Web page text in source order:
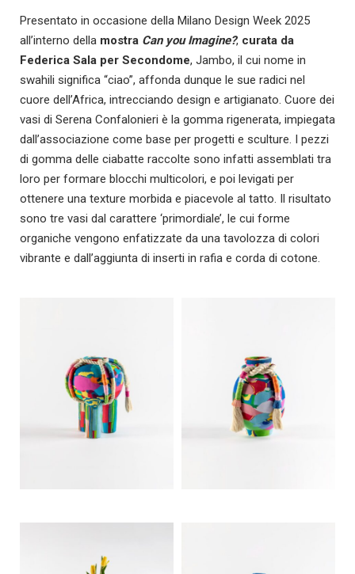
Presentato in occasione della Milano Design Week 2025
all’interno della mostra Can you Imagine?, curata da
Federica Sala per Secondome, Jambo, il cui nome in
swahili significa “ciao”, affonda dunque le sue radici nel
cuore dell’Africa, intrecciando design e artigianato. Cuore dei
vasi di Serena Confalonieri è la gomma rigenerata, impiegata
dall’associazione come base per progetti e sculture. I pezzi
di gomma delle ciabatte raccolte sono infatti assemblati tra
loro per formare blocchi multicolori, e poi levigati per
ottenere una texture morbida e piacevole al tatto. Il risultato
sono tre vasi dal carattere ‘primordiale’, le cui forme
organiche vengono enfatizzate da una tavolozza di colori
vibrante e dall’aggiunta di inserti in rafia e corda di cotone.